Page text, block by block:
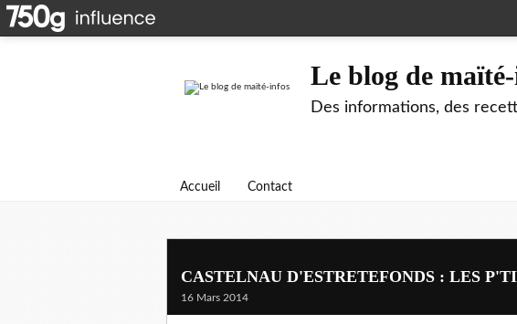
Le blog de
Des informations, des
Accueil Contact
CASTELNAU D'ESTRETEFONDS : LES
16 Mars 2014